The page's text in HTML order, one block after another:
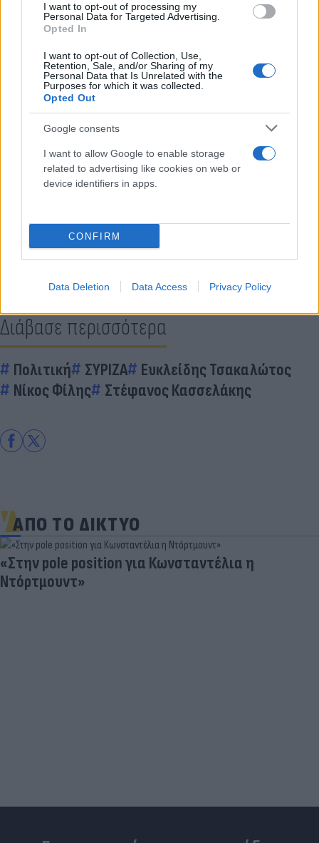
I want to opt-out of processing my
Personal Data for Targeted Advertising.
Opted In
I want to opt-out of Collection, Use,
Retention, Sale, and/or Sharing of my
Personal Data that Is Unrelated with the
Purposes for which it was collected.
Opted Out
Google consents
I want to allow Google to enable storage
related to advertising like cookies on web or
device identifiers in apps.
CONFIRM
Data Deletion Data Access Privacy Policy
Κάνε κλικ και δες περισσότερο
Διάβασε περισσότερα
Πολιτική ΣΥΡΙΖΑ
Ευκλείδης Τσακαλώτος
Νίκος Φίλης
Στέφανος Κασσελάκης
ΑΠΟ ΤΟ ΔΙΚΤΥΟ
«Στην pole position για Κωνσταντέλια η
Ντόρτμουντ»